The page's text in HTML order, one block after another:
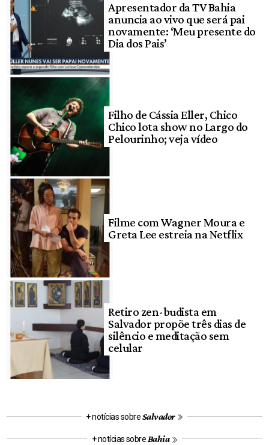
Apresentador da TV Bahia
anuncia ao vivo que será pai
novamente: ‘Meu presente do
Dia dos Pais’
Filho de Cássia Eller, Chico
Chico lota show no Largo do
Pelourinho; veja vídeo
Filme com Wagner Moura e
Greta Lee estreia na Netflix
Retiro zen-budista em
Salvador propõe três dias de
silêncio e meditação sem
celular
+ notícias sobreSalvador
+ notícias sobre Bahia